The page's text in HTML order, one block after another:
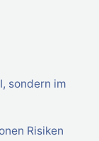
sondern im
Risiken